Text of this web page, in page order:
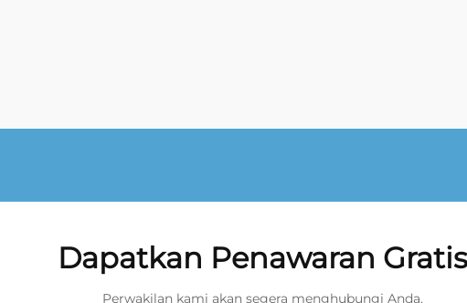
Dapatkan Penawaran Gratis
Perwakilan kami akan segera menghubungi Anda.